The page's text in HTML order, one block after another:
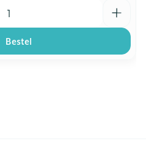
Bestel